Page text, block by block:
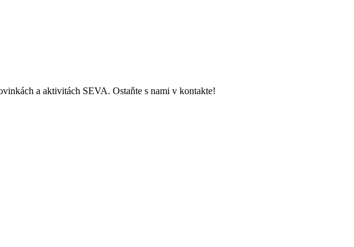
a aktivitách SEVA. Ostaňte s nami v kontakte!